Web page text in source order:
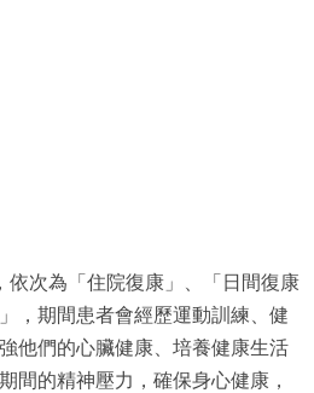
依次為「住院復康」、「日間復康
，期間患者會經歷運動訓練、健
他們的心臟健康、培養健康生活
間的精神壓力，確保身心健康，